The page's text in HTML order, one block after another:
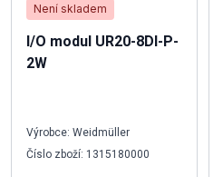
Není skladem
I/O modul UR20-8DI-P-
2W
Výrobce: Weidmüller
Číslo zboží: 1315180000